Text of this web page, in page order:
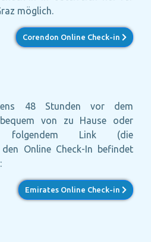
möglich.
Corendon Online Check-in
48 Stunden vor dem
von zu Hause oder
Link (die
Online Check-In befindet
Emirates Online Check-in